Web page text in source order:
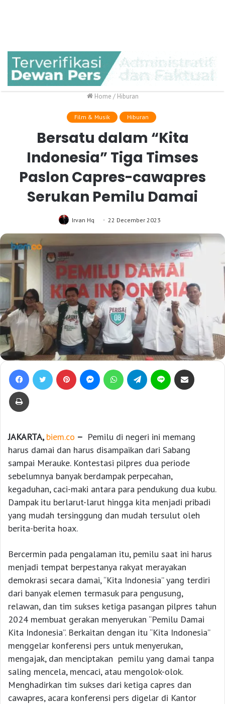
Home / Hiburan
Film & Musik Hiburan
Bersatu dalam “Kita
Indonesia” Tiga Timses
Paslon Capres-cawapres
Serukan Pemilu Damai
Irvan Hq 22 December 2023
JAKARTA,biem.co – Pemilu di negeri ini memang
harus damai dan harus disampaikan dari Sabang
sampai Merauke. Kontestasi pilpres dua periode
sebelumnya banyak berdampak perpecahan,
kegaduhan, caci-maki antara para pendukung dua kubu.
Dampak itu berlarut-larut hingga kita menjadi pribadi
yang mudah tersinggung dan mudah tersulut oleh
berita-berita hoax.
Bercermin pada pengalaman itu, pemilu saat ini harus
menjadi tempat berpestanya rakyat merayakan
demokrasi secara damai, “Kita Indonesia” yang terdiri
dari banyak elemen termasuk para pengusung,
relawan, dan tim sukses ketiga pasangan pilpres tahun
2024 membuat gerakan menyerukan “Pemilu Damai
Kita Indonesia”. Berkaitan dengan itu “Kita Indonesia”
menggelar konferensi pers untuk menyerukan,
mengajak, dan menciptakan pemilu yang damai tanpa
saling mencela, mencaci, atau mengolok-olok.
Menghadirkan tim sukses dari ketiga capres dan
cawapres, acara konferensi pers digelar di Kantor